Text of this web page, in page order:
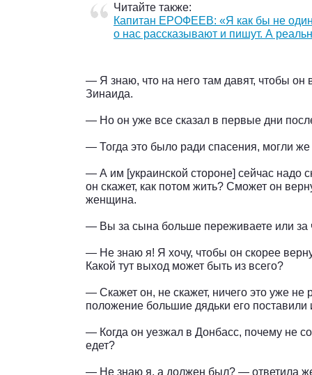
Читайте также:
Капитан ЕРОФЕЕВ: «Я как бы не один
о нас рассказывают и пишут. А
— Я знаю, что на него там давят, чтобы
Зинаида.
— Но он уже все сказал в первые дни
— Тогда это было ради спасения, могли
— А им [украинской стороне] сейчас надо
он скажет, как потом жить? Сможет он
женщина.
— Вы за сына больше переживаете или за
— Не знаю я! Я хочу, чтобы он скорее
Какой тут выход может быть из всего?
— Скажет он, не скажет, ничего это уже
положение большие дядьки его
— Когда он уезжал в Донбасс, почему не
едет?
— Не знаю я, а должен был? — ответила